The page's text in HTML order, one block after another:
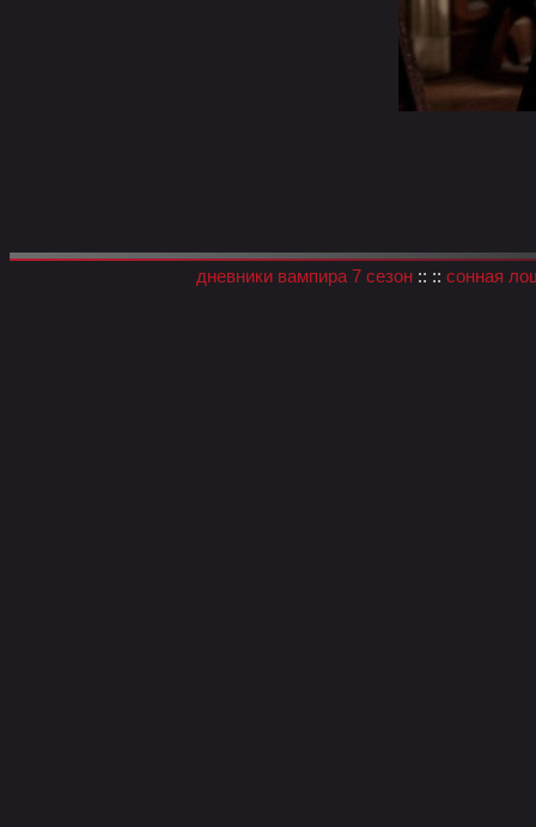
дневники вампира 7 сезон:: :: сонная